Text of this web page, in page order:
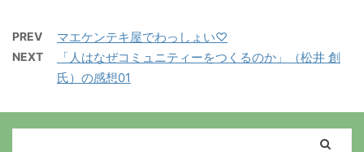
PREV マエケンテキ屋でわっしょい♡
NEXT
「人はなぜコミュニティーをつくるのか」（松井 創
氏）の感想01